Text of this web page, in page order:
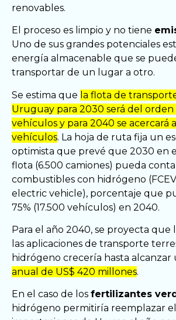
renovables.
El proceso es limpio y no tiene
Uno de sus grandes potenciales
energía almacenable que se
transportar de un lugar a otro.
Se estima que la flota de
Uruguay para 2030 será del orden
vehículos y para 2040 se acercará
vehículos. La hoja de ruta fija un
optimista que prevé que 2030 en
flota (6.500 camiones) pueda
combustibles con hidrógeno
electric vehicle), porcentaje que
75% (17.500 vehículos) en 2040.
Para el año 2040, se proyecta que
las aplicaciones de transporte
hidrógeno crecería hasta alcanzar
anual de US$ 420 millones.
En el caso de los fertilizantes
hidrógeno permitiría reemplazar